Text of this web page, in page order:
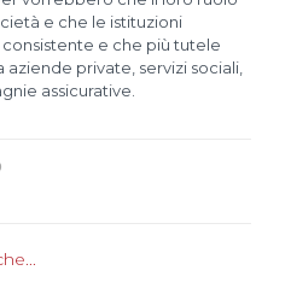
e che le istituzioni
e che più tutele
private, servizi sociali,
assicurative.